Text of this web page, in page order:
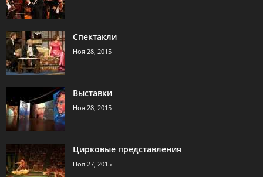
Спектакли
Ноя 28, 2015
Выставки
Ноя 28, 2015
Цирковые представления
Ноя 27, 2015